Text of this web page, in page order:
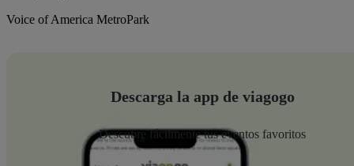
Voice of America MetroPark
Descarga la app de viagogo
Descubre fácilmente tus eventos favoritos